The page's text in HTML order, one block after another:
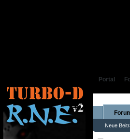
Portal
Neue